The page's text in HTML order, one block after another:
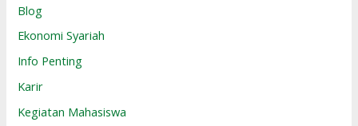
Blog
Ekonomi Syariah
Info Penting
Karir
Kegiatan Mahasiswa